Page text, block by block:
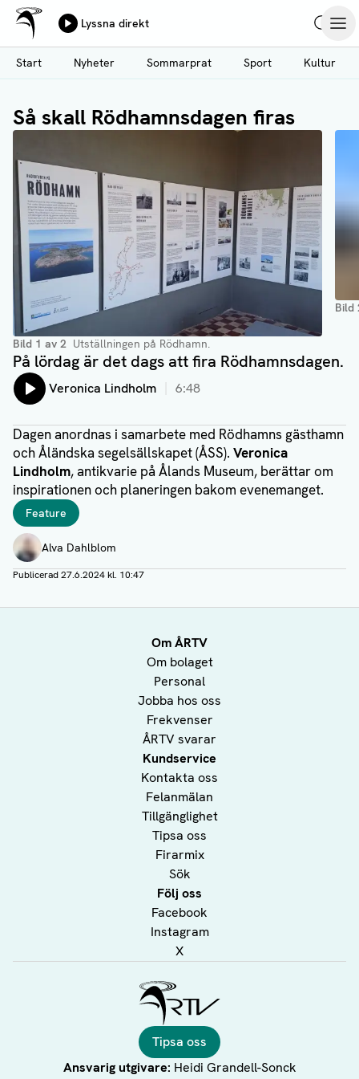
Hoppa
till
huvudinnehåll
Ålands Radio & TV
Lyssna direkt
Start
Nyheter Sommarprat Sport Kultur
Så skall Rödhamnsdagen firas
Bild 1 av 2 Utställningen på Rödhamn.
Bild
På lördag är det dags att fira Rödhamnsdagen.
Lyssna på:
Veronica Lindholm 6:48
Dagen anordnas i samarbete med Rödhamns gästhamn
och Åländska segelsällskapet (ÅSS). Veronica
Lindholm, antikvarie på Ålands Museum, berättar om
inspirationen och planeringen bakom evenemanget.
Taggar
Feature
Författare
Alva Dahlblom
Publicerad27.6.2024 kl. 10:47
Om ÅRTV
Om bolaget
Personal
Jobba hos oss
Frekvenser
ÅRTV svarar
Kundservice
Kontakta oss
Felanmälan
Tillgänglighet
Tipsa oss
Firarmix
Sök
Följ oss
Facebook
Instagram
X
Tipsa oss
Ansvarig utgivare: Heidi Grandell-Sonck